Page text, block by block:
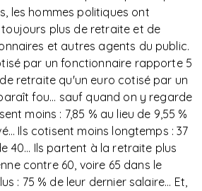
les hommes politiques ont
plus de retraite et de
et autres agents du public.
par un fonctionnaire rapporte 5
retraite qu'un euro cotisé par un
fou... sauf quand on y regarde
moins : 7,85 % au lieu de 9,55 %
Ils cotisent moins longtemps : 37
40... Ils partent à la retraite plus
contre 60, voire 65 dans le
: 75 % de leur dernier salaire... Et,